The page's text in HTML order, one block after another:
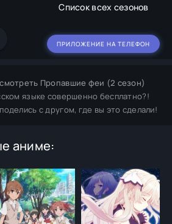
Список всех сезонов
ПРИЛОЖЕНИЕ НА ТЕЛЕФОН
смотреть Пропавшие феи (2 сезон)
языке совершенно бесплатно?!
с другом, где вы это сделали!
аниме: